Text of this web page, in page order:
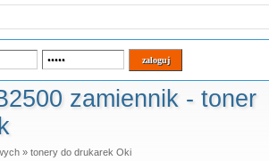
zamiennik - toner
» tonery do drukarek Oki